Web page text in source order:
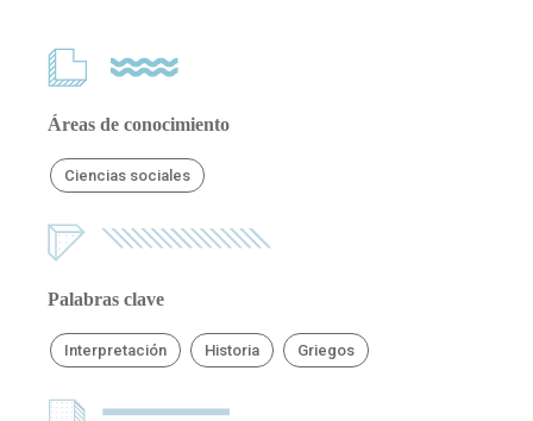
Áreas de conocimiento
Ciencias sociales
Palabras clave
Interpretación Historia Griegos